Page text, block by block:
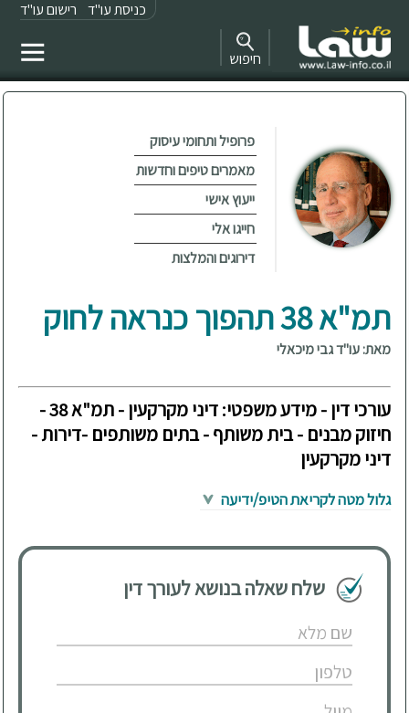
כניסת עו"ד רישום עו"ד
חיפוש
פרופיל ותחומי עיסוק
מאמרים טיפים וחדשות
ייעוץ אישי
חייגו אלי
דירוגים והמלצות
תמ"א 38 תהפוך כנראה לחוק
מאת: עו"ד גבי מיכאלי
עורכי דין - מידע משפטי: דיני מקרקעין - תמ"א 38 -
חיזוק מבנים - בית משותף - בתים משותפים -דירות -
דיני מקרקעין
גלול מטה לקריאת הטיפ/ידיעה
שלח שאלה בנושא לעורך דין